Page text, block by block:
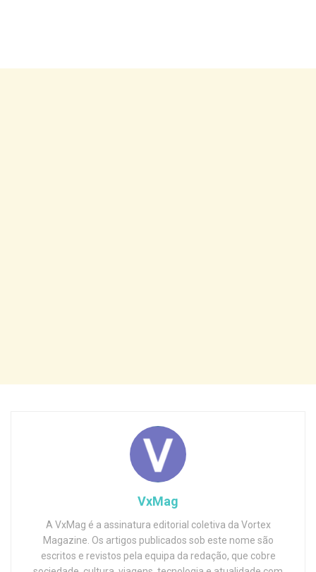
VxMag
A VxMag é a assinatura editorial coletiva da Vortex
Magazine. Os artigos publicados sob este nome são
escritos e revistos pela equipa da redação, que cobre